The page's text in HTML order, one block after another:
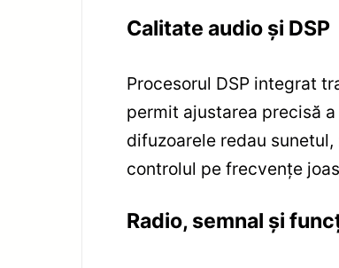
Calitate audio și DSP
Procesorul DSP integrat
permit ajustarea precisă
difuzoarele redau
controlul pe frecvențe
Radio, semnal și